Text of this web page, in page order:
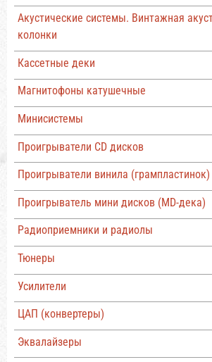
Акустические системы. Винтажная
колонки
Кассетные деки
Магнитофоны катушечные
Минисистемы
Проигрыватели CD дисков
Проигрыватели винила (грампластинок)
Проигрыватель мини дисков (MD-дека)
Радиоприемники и радиолы
Тюнеры
Усилители
ЦАП (конвертеры)
Эквалайзеры